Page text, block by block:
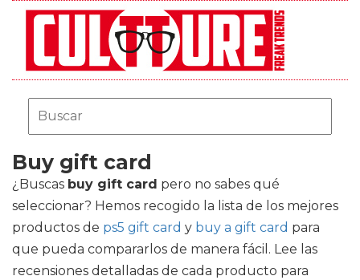
Buy gift card
¿Buscas buy gift card pero no sabes qué
seleccionar? Hemos recogido la lista de los mejores
productos de ps5 gift card y buy a gift card para
que pueda compararlos de manera fácil. Lee las
recensiones detalladas de cada producto para